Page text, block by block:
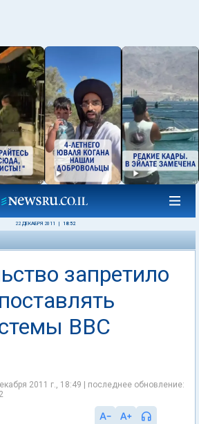
22 ДЕКАБРЯ 2011 18:52
запретило
ВВС
2011 г., 18:49 | последнее обновление: